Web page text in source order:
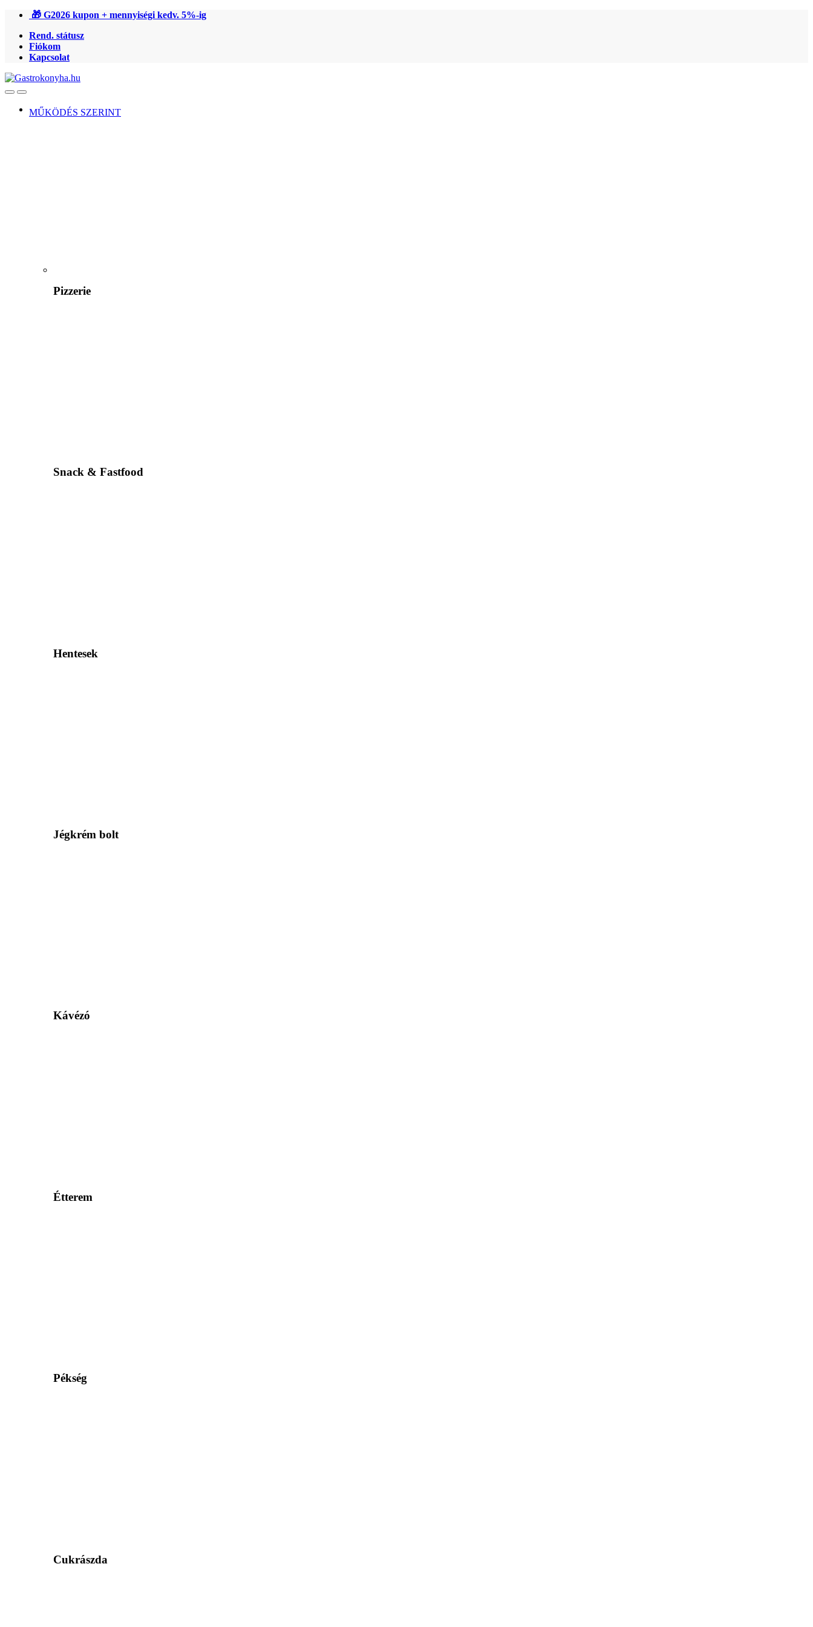
Ugrás
navigációhoz
Ugrás
tartalomra
🎁 G2026 kupon + mennyiségi kedv. 5%-ig
Rend. státusz
Fiókom
Kapcsolat
OpenClose
MŰKÖDÉS SZERINT
Pizzerie
Snack & Fastfood
Hentesek
Jégkrém bolt
Kávézó
Étterem
Pékség
Cukrászda